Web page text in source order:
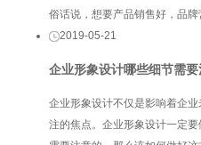
俗话说，想要产品销售好，品牌
2019-05-21
企业形象设计哪些细节需
企业形象设计不仅是影响着企
注的焦点。企业形象设计一定